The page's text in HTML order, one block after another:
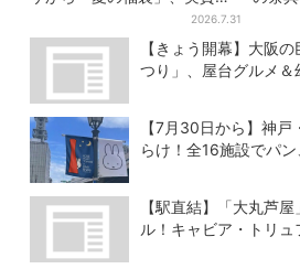
料…？値段以上の食事券＆限
定アイテム付き
2026.7.31
結！
巨大
【きょう開幕】大阪
つり」、屋台グルメ＆
【7月30日から】神戸
らけ！全16施設でパ
【駅直結】「大丸芦
ル！キャビア・トリ